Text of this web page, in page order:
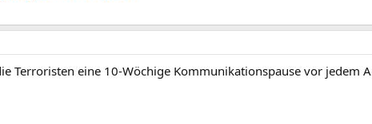
Terroristen eine 10-Wöchige Kommunikationspause vor jedem